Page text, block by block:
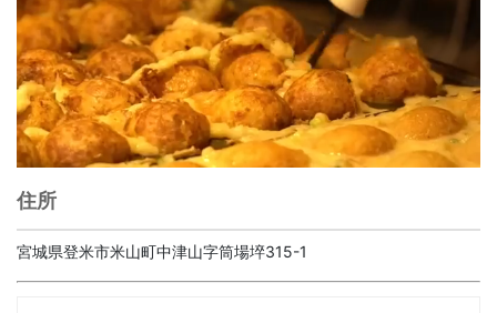
住所
宮城県登米市米山町中津山字筒場埣315-1